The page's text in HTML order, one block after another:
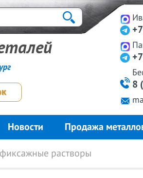
8
Новости Продажа
растворы